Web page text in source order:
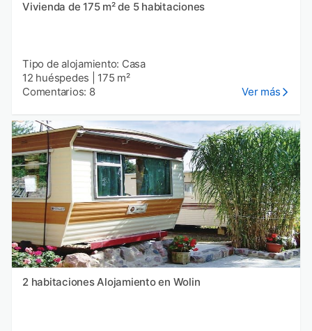
Vivienda de 175 m² de 5 habitaciones
Tipo de alojamiento: Casa
12 huéspedes
175 m²
Comentarios: 8
Ver más
2 habitaciones Alojamiento en Wolin